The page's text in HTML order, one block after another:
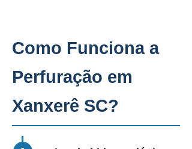
Como Funciona a
Perfuração em
Xanxerê SC?